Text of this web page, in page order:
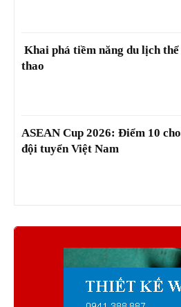
Khai phá tiềm năng du lịch thể
thao
ASEAN Cup 2026: Điểm 10 cho
đội tuyển Việt Nam